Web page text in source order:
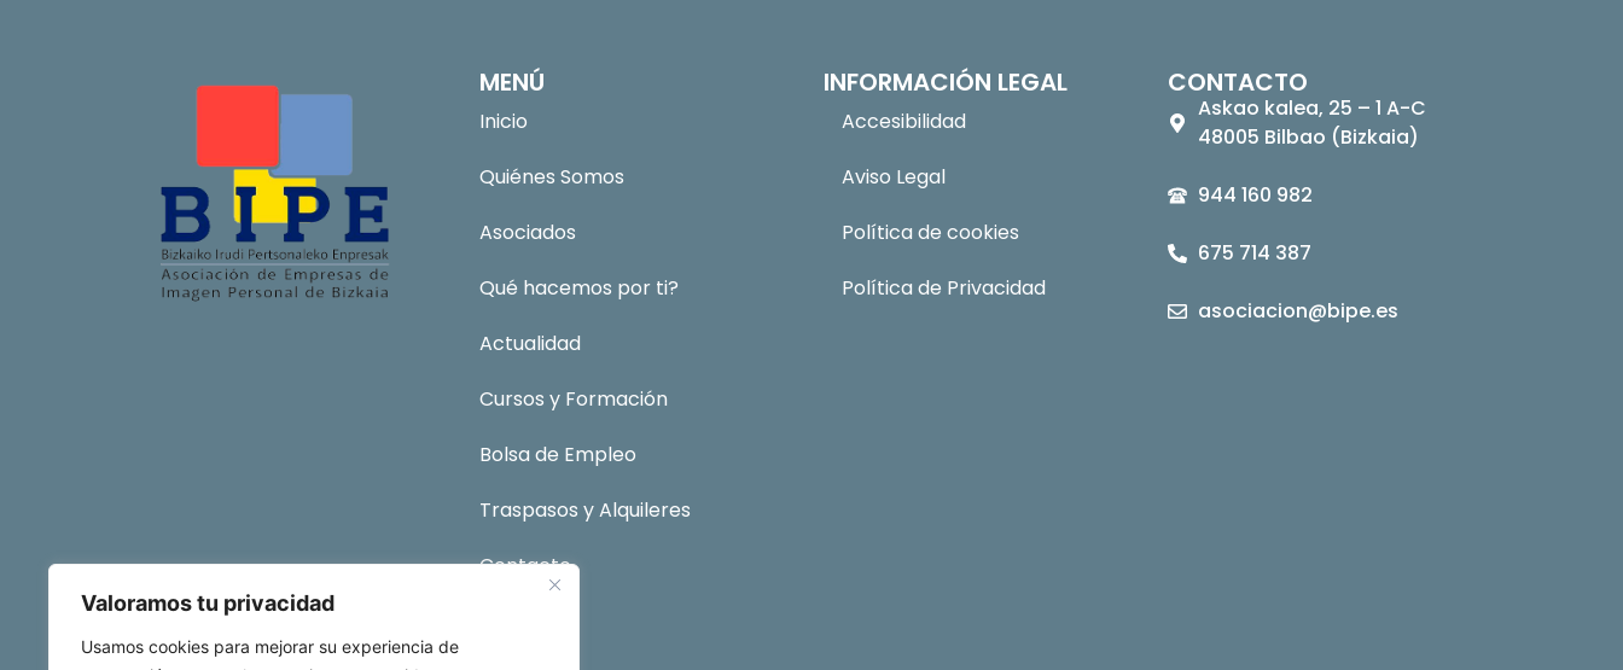
Valoramos tu privacidad
Usamos cookies para mejorar su experiencia de
MENÚ
Inicio
Quiénes Somos
Asociados
Qué hacemos por ti?
Actualidad
Cursos y Formación
Bolsa de Empleo
Traspasos y Alquileres
Contacto
INFORMACIÓN LEGAL
Accesibilidad
Aviso Legal
Política de cookies
Política de Privacidad
CONTACTO
Askao kalea, 25 – 1 A-C
48005 Bilbao (Bizkaia)
944 160 982
675 714 387
asociacion@bipe.es